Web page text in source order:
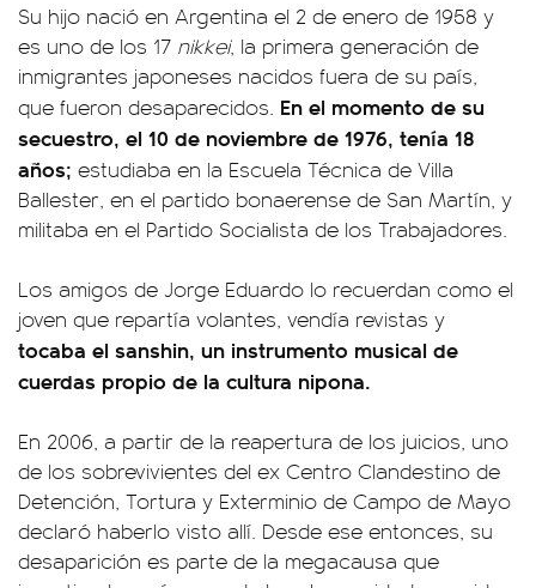
Su hijo nació en Argentina el 2 de enero de 1958 y
es uno de los 17 nikkei, la primera generación de
inmigrantes japoneses nacidos fuera de su país,
que fueron desaparecidos. En el momento de su
secuestro, el 10 de noviembre de 1976, tenía 18
años; estudiaba en la Escuela Técnica de Villa
Ballester, en el partido bonaerense de San Martín, y
militaba en el Partido Socialista de los Trabajadores.
Los amigos de Jorge Eduardo lo recuerdan como el
joven que repartía volantes, vendía revistas y
tocaba el sanshin, un instrumento musical de
cuerdas propio de la cultura nipona.
En 2006, a partir de la reapertura de los juicios, uno
de los sobrevivientes del ex Centro Clandestino de
Detención, Tortura y Exterminio de Campo de Mayo
declaró haberlo visto allí. Desde ese entonces, su
desaparición es parte de la megacausa que